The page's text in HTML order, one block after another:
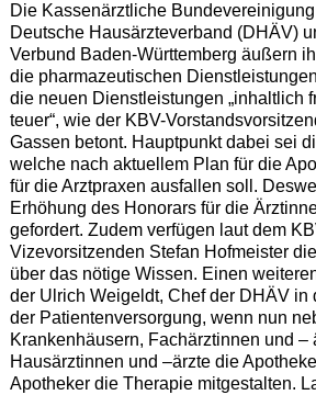
Die Kassenärztliche
Deutsche Hausärzteverband (DHÄV)
Verbund Baden-Württemberg äußern
die pharmazeutischen
die neuen Dienstleistungen „inhaltlich
teuer“, wie der KBV-
Gassen betont. Hauptpunkt dabei sei
welche nach aktuellem Plan für die
für die Arztpraxen ausfallen soll.
Erhöhung des Honorars für die
gefordert. Zudem verfügen laut dem
Vizevorsitzenden Stefan Hofmeister
über das nötige Wissen. Einen
der Ulrich Weigeldt, Chef der DHÄV in
der Patientenversorgung, wenn nun
Krankenhäusern, Fachärztinnen und –
Hausärztinnen und –ärzte die
Apotheker die Therapie mitgestalten.